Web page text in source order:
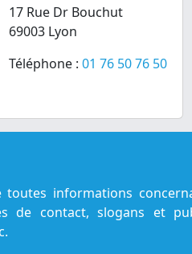
17 Rue Dr Bouchut
69003 Lyon
Téléphone : 01 76 50 76 50
informations
de contact, slogans et